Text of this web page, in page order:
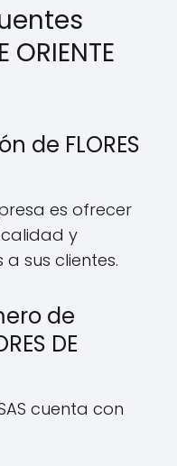
ORIENTE
de FLORES
es ofrecer
y
a sus clientes.
de
DE
SAS cuenta con